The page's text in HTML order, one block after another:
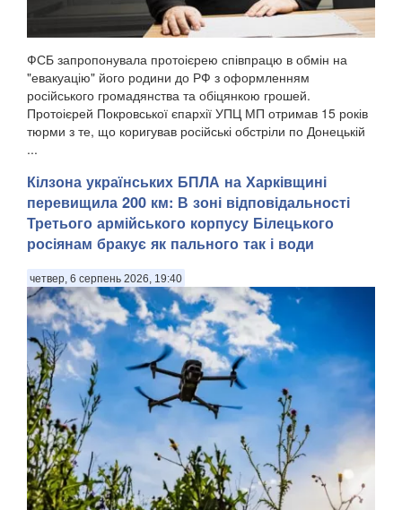
ФСБ запропонувала протоієрею співпрацю в обмін на
"евакуацію" його родини до РФ з оформленням
російського громадянства та обіцянкою грошей.
Протоієрей Покровської єпархії УПЦ МП отримав 15 років
тюрми з те, що коригував російські обстріли по Донецькій
...
Кілзона українських БПЛА на Харківщині
перевищила 200 км: В зоні відповідальності
Третього армійського корпусу Білецького
росіянам бракує як пального так і води
четвер, 6 серпень 2026, 19:40